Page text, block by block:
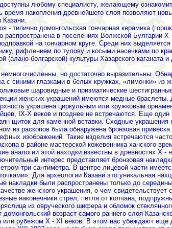
любому специалисту, желающему
время накопления древнейшего слоя позволяют
Казани.
- типично домонгольская гончарная керамика
в поселениях Волжской Булгарии
на гончарном круге. Среди них
рифлением по тулову и косыми насечками по
(алано-болгарской) культуры Хазарского
но достаточно выразительны.
с синими глазками в белых кружках, «лимонки» из
шаровидные и призматические
женских украшений имеются медные
украшена циркульным или кружковым
IX-Х веков и позднее не встречаются. Еще
щиток для каменной вставки. Сходные
из раскопов была обнаружена бронзовая
изображений. Такие изделия встречаются
в районе мастерской кожевенника ханского
аналогии этой находки известны в древностях Х -
интерес представляет бронзовая
три сантиметра. В центре лицевой части
Для археологии Казани это уникальная
накладки были распространены только до
женского украшения, о чем
наконечники стрел, петля от колчана,
из овруческого шифера и обломок
возраст самого раннего слоя
или рубежом Х - XI веков. В этом нас убеждают еще